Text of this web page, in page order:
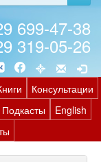
699-47-38
319-05-26
Консультации
Подкасты
English